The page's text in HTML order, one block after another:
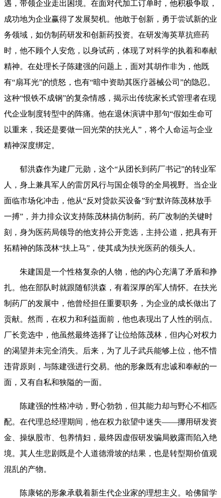
遇，带领企业走出困境。在面对代加工订单时，他积极争取，
成功地为企业赢得了发展契机。他敢于创新，勇于尝试新的业
务领域，如仿制药研发和创新药投资。在研发海英草抗癌药
时，他不顾个人安危，以身试药，体现了对科学的执着和奉献
精神。在处理长子陈建强的问题上，面对其胡作非为，他既
有“扇耳光”的愤怒，也有“暗中资助其医疗器械公司”的隐忍。
这种“恨铁不成钢”的复杂情感，揭示出传统家长式管理者在现
代企业制度转型中的阵痛。他在退休演讲中那句“假如生命可
以重来，我还是要做一回光荣的扶光人”，将个人命运与企业
精神深度绑定。
郁洪森作为建厂元勋，这个“从团长到药厂书记”的转业军
人，身上兼具军人的雷厉风行与国企领导的全局视野。当企业
面临市场化冲击，他从“反对贷款买设备”到“默许陈茂林放手
一搏”，并力排众议支持陈茂林搞仿制药。药厂改制的关键时
刻，身为医药局领导的他支持公开竞选，主持公道，把具有开
拓精神的陈茂林“扶上马”，使其成为扶光医药的领头人。
朱建国是一个性格复杂的人物，他的内心充满了矛盾和挣
扎。他在部队时就跟随郁洪森，有着深厚的军人情怀。在扶光
制药厂的发展中，他曾经担任重要职务，为企业的成长做出了
贡献。然而，在权力和利益面前，他也表现出了人性的弱点。
厂长竞选中，他虽然最终选择了让位给陈茂林，但内心对权力
的渴望并未完全消失。后来，为了儿子武兵能够上位，他不惜
违背原则，与陈建强进行交易。他的形象既有忠诚和奉献的一
面，又有自私和狭隘的一面。
陈建强的性格冲动，野心勃勃，但其能力却与野心不相匹
配。在代理总经理期间，他在权力欲望中迷失——挪用研发资
金、操纵股市、包养情妇，最终因虚假研发骗局败露而陷入绝
境。其人生悲剧既是个人道德滑坡的结果，也是转型期价值观
混乱的产物。
陈康铭的形象承载着新生代企业家的理想主义。哈佛留学